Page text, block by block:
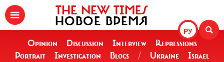
РУ
THE NEW TIMES
НОВОЕ ВРЕМЯ
Opinion Discussion Interview
Repressions
Portrait
Investigation Blogs / Ukraine
Israel